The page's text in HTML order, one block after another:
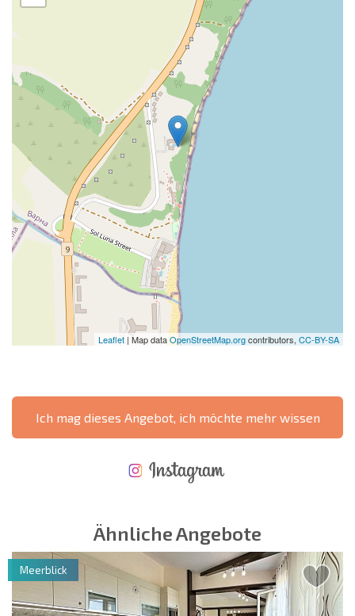
Leaflet | Map dataOpenStreetMap.orgcontributors, CC-BY-SA
Ich mag dieses Angebot, ich möchte mehr wissen
Ähnliche Angebote
Meerblick